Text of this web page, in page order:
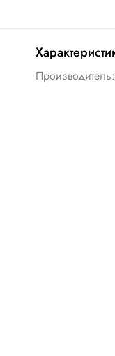
Производитель: